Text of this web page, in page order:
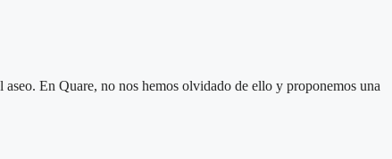
En Quare, no nos hemos olvidado de ello y proponemos una